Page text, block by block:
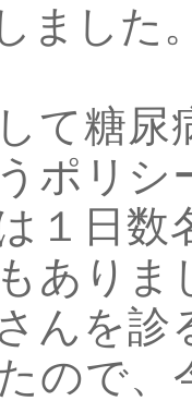
ました
て糖尿
ポリシ
１日数
あり
んを
ので、